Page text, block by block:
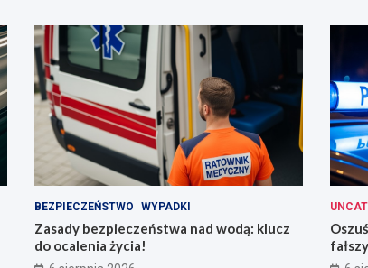
BEZPIECZEŃSTWO WYPADKI
Zasady bezpieczeństwa nad wodą: klucz
do ocalenia życia!